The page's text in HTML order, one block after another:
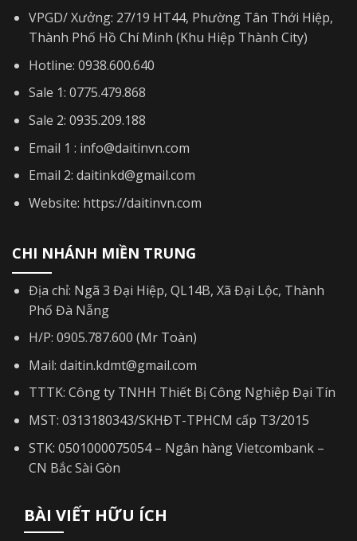
VPGD/ Xưởng: 27/19 HT44, Phường Tân Thới Hiệp,
Thành Phố Hồ Chí Minh (Khu Hiệp Thành City)
Hotline: 0938.600.640
Sale 1: 0775.479.868
Sale 2: 0935.209.188
Email 1 : info@daitinvn.com
Email 2: daitinkd@gmail.com
Website: https://daitinvn.com
CHI NHÁNH MIỀN TRUNG
Địa chỉ: Ngã 3 Đại Hiệp, QL14B, Xã Đại Lộc, Thành
Phố Đà Nẵng
H/P: 0905.787.600 (Mr Toàn)
Mail: daitin.kdmt@gmail.com
TTTK: Công ty TNHH Thiết Bị Công Nghiệp Đại Tín
MST: 0313180343/SKHĐT-TPHCM cấp T3/2015
STK: 0501000075054 – Ngân hàng Vietcombank –
CN Bắc Sài Gòn
BÀI VIẾT HỮU ÍCH